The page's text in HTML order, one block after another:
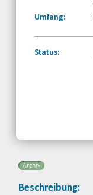
Umfang:
Status:
Archiv
Beschreibung: